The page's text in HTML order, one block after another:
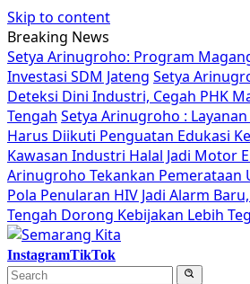
Skip to content
Breaking News
Setya Arinugroho: Program
Investasi SDM Jateng Setya
Deteksi Dini Industri, Cegah PHK
Tengah Setya Arinugroho :
Harus Diikuti Penguatan Edukasi
Kawasan Industri Halal Jadi Motor
Arinugroho Tekankan Pemerataan
Pola Penularan HIV Jadi Alarm
Tengah Dorong Kebijakan Lebih
InstagramTikTok